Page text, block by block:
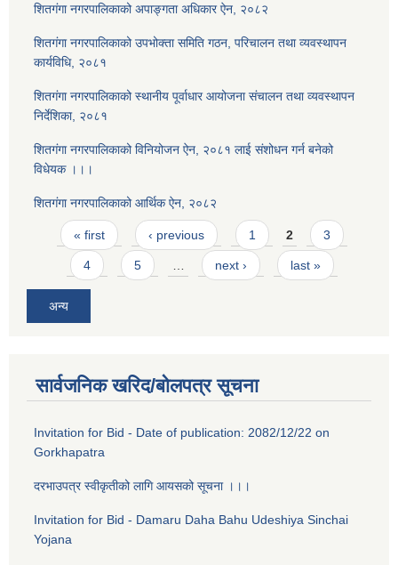
शितगंगा नगरपालिकाको अपाङ्गता अधिकार ऐन, २०८२
शितगंगा नगरपालिकाको उपभोक्ता समिति गठन, परिचालन तथा व्यवस्थापन
कार्यविधि, २०८१
शितगंगा नगरपालिकाको स्थानीय पूर्वाधार आयोजना संचालन तथा व्यवस्थापन
निर्देशिका, २०८१
शितगंगा नगरपालिकाको विनियोजन ऐन, २०८१ लाई संशोधन गर्न बनेको
विधेयक ।।।
शितगंगा नगरपालिकाको आर्थिक ऐन, २०८२
Pages
« first ‹ previous 1 2 3
4 5 next › last »
अन्य
सार्वजनिक खरिद/बोलपत्र सूचना
Invitation for Bid - Date of publication: 2082/12/22 on
Gorkhapatra
दरभाउपत्र स्वीकृतीको लागि आयसको सूचना ।।।
Invitation for Bid - Damaru Daha Bahu Udeshiya Sinchai
Yojana